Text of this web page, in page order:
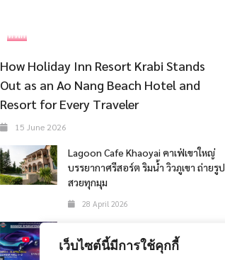
เว็บไซต์นี้มีการใช้คุกกี้
ที่พัก
How Holiday Inn Resort Krabi Stands
Out as an Ao Nang Beach Hotel and
Resort for Every Traveler
15 June 2026
Lagoon Cafe Khaoyai คาเฟ่เขาใหญ่
บรรยากาศรีสอร์ต ริมน้ำ วิวภูเขา ถ่ายรูป
สวยทุกมุม
28 April 2026
Motor Show 2026